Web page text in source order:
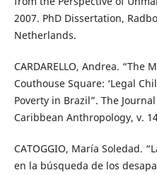
2007. PhD Dissertation,
Netherlands.
CARDARELLO, Andrea.
Couthouse Square: ‘Legal
Poverty in Brazil”. The
Caribbean Anthropology, v.
CATOGGIO, María Soledad.
en la búsqueda de los